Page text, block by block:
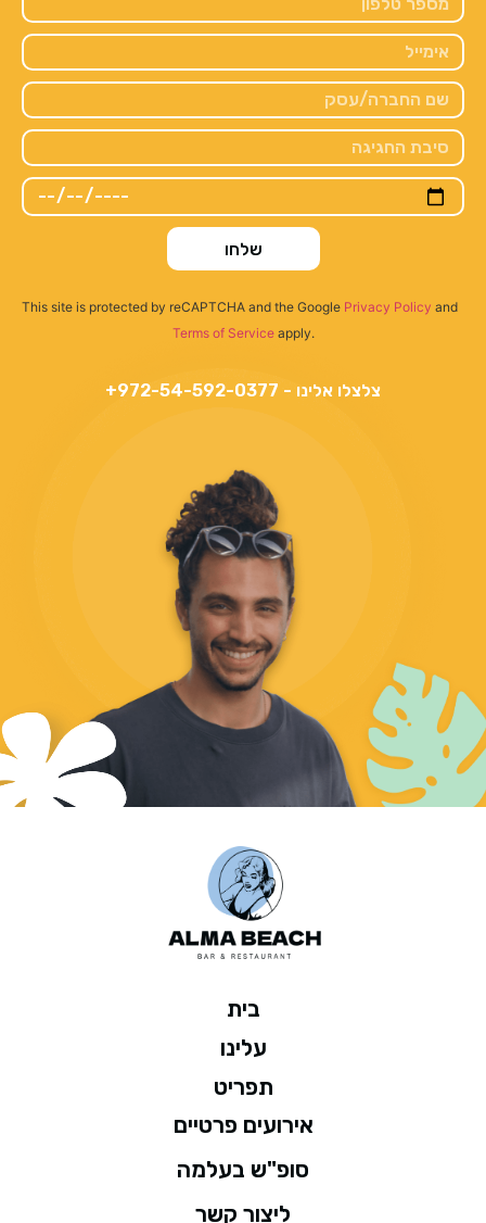
שלחו
This site is protected by reCAPTCHA and the Google Privacy Policy and
Terms of Serviceapply.
צלצלו אלינו - 972-54-592-0377+
בית
עלינו
תפריט
אירועים פרטיים
סופ"ש בעלמה
ליצור קשר